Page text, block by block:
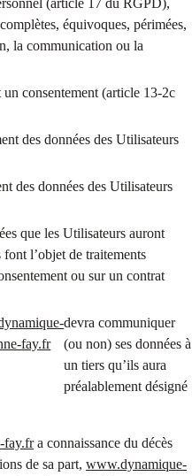
(article 17 du RGPD),
équivoques, périmées,
la communication ou la
consentement (article 13-2c
des données des Utilisateurs
des données des Utilisateurs
que les Utilisateurs auront
l’objet de traitements
ou sur un contrat
fay.fr
devra communiquer
(ou non) ses données à
un tiers qu’ils aura
préalablement désigné
fay.fra connaissance du décès
de sa part, www.dynamique-